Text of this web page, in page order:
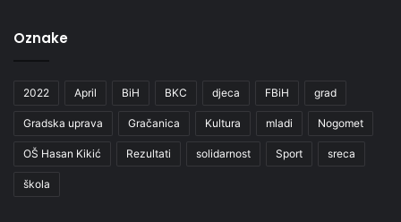
Oznake
2022 April BiH BKC djeca FBiH grad
Gradska uprava Gračanica Kultura mladi Nogomet
OŠ Hasan Kikić Rezultati solidarnost Sport sreca
škola